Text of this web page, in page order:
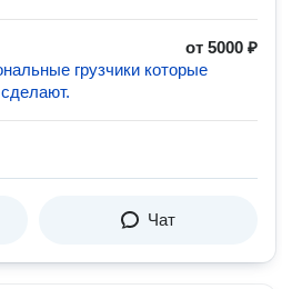
от 5000 ₽
грузчики которые
Чат